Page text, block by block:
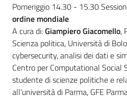
Pomeriggio 14.30 - 15.30
ordine mondiale
A cura di:Giampiero Giacomello,
Scienza politica, Università di
cybersecurity, analisi dei dati e
Centro per Computational Social
studente di scienze politiche e
all’università di Parma, GFE